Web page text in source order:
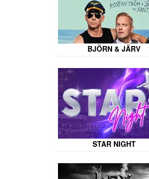
BJÖRN & JÄRV
STAR NIGHT